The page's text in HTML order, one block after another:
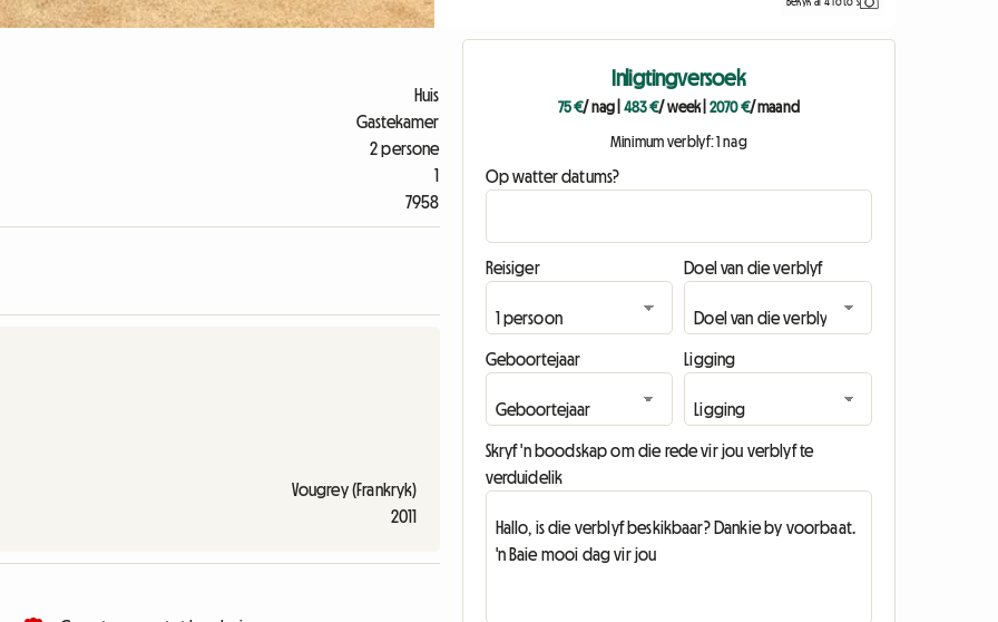
Huis
Gastekamer
2 persone
1
7958
Vougrey (Frankryk)
2011
Inligtingversoek
75 €/ nag 483 €/ week| 2070 €/ maand
Minimum verblyf: 1 nag
Op watter datums?
Reisiger Doel van die verblyf
Geboortejaar Ligging
Skryf 'n boodskap om die rede vir jou verblyf te
verduidelik